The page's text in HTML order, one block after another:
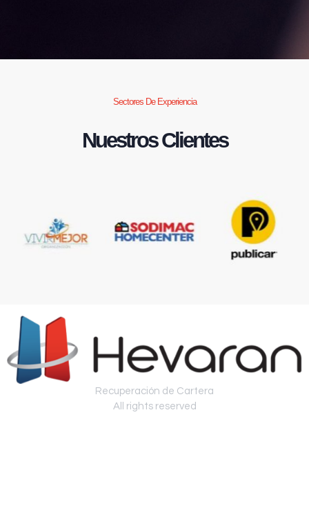
Sectores De Experiencia
Nuestros Clientes
Recuperación de Cartera
All rights reserved